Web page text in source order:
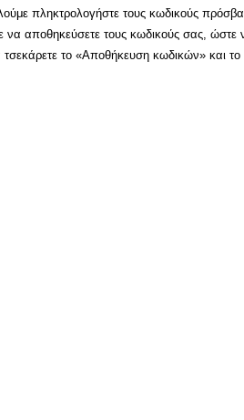
πληκτρολογήστε τους κωδικούς
να αποθηκεύσετε τους κωδικούς σας, ώστε
τσεκάρετε το «Αποθήκευση κωδικών» και